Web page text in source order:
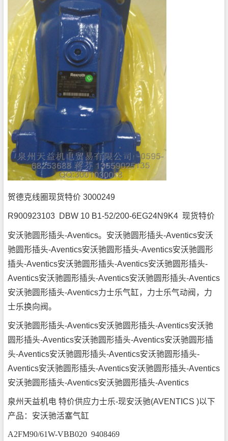
贺德克线圈现货特价 3000249
R900923103 DBW 10 B1-52/200-6EG24N9K4 现货特价
安沃驰圆形插头-Aventics。安沃驰圆形插头-Aventics安沃
驰圆形插头-Aventics安沃驰圆形插头-Aventics安沃驰圆形
插头-Aventics安沃驰圆形插头-Aventics安沃驰圆形插头-
Aventics安沃驰圆形插头-Aventics安沃驰圆形插头-Aventics
安沃驰圆形插头-Aventics力士乐气缸，力士乐气动阀，力
士乐换向阀。
安沃驰圆形插头-Aventics安沃驰圆形插头-Aventics安沃驰
圆形插头-Aventics安沃驰圆形插头-Aventics安沃驰圆形插
头-Aventics安沃驰圆形插头-Aventics安沃驰圆形插头-
Aventics安沃驰圆形插头-Aventics安沃驰圆形插头-Aventics
安沃驰圆形插头-Aventics安沃驰圆形插头-Aventics
泉州天益机电 特价供应力士乐-现安沃驰(AVENTICS )以下
产品：安沃驰活塞气缸
A2FM90/61W-VBB020 9408469